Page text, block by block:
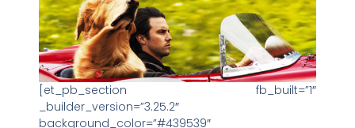
[et_pb_section fb_built=”1″
_builder_version=”3.25.2″
background_color=”#439539″